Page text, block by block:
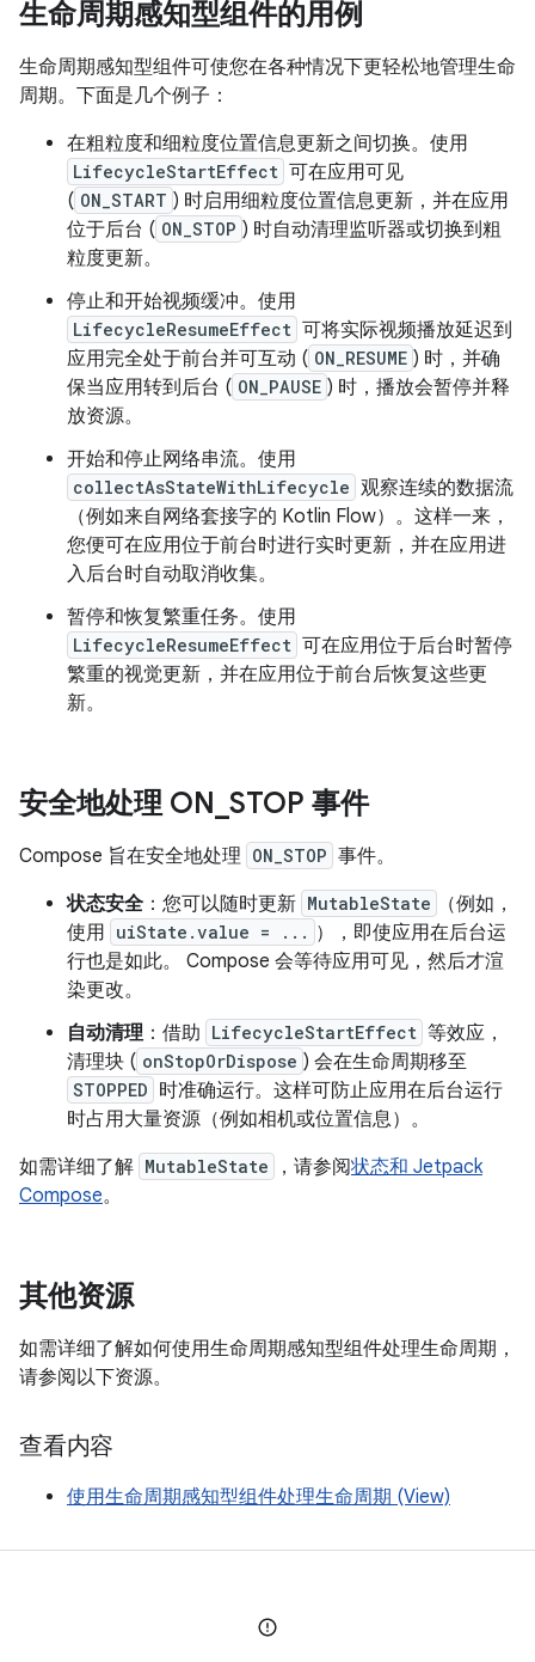
生命周期感知型组件的用例
生命周期感知型组件可使您在各种情况下更轻松地管理生命
周期。下面是几个例子：
在粗粒度和细粒度位置信息更新之间切换。使用
LifecycleStartEffect 可在应用可见
( ON_START ) 时启用细粒度位置信息更新，并在应用
位于后台 ( ON_STOP ) 时自动清理监听器或切换到粗
粒度更新。
停止和开始视频缓冲。使用
LifecycleResumeEffect 可将实际视频播放延迟到
应用完全处于前台并可互动 ( ON_RESUME ) 时，并确
保当应用转到后台 ( ON_PAUSE ) 时，播放会暂停并释
放资源。
开始和停止网络串流。使用
collectAsStateWithLifecycle 观察连续的数据流
（例如来自网络套接字的 Kotlin Flow）。这样一来，
您便可在应用位于前台时进行实时更新，并在应用进
入后台时自动取消收集。
暂停和恢复繁重任务。使用
LifecycleResumeEffect 可在应用位于后台时暂停
繁重的视觉更新，并在应用位于前台后恢复这些更
新。
安全地处理 ON STOP 事件
Compose 旨在安全地处理 ON_STOP 事件。
状态安全 ：您可以随时更新 MutableState
（例如，
使用 uiState.value = ... ），即使应用在后台运
行也是如此。 Compose 会等待应用可见，然后才渲
染更改。
自动清理：借助 LifecycleStartEffect 等效应，
清理块 ( onStopOrDispose ) 会在生命周期移至
STOPPED 时准确运行。这样可防止应用在后台运行
时占用大量资源（例如相机或位置信息）。
如需详细了解 MutableState ，请参阅状态和 Jetpack
Compose。
其他资源
如需详细了解如何使用生命周期感知型组件处理生命周期，
请参阅以下资源。
查看内容
使用生命周期感知型组件处理生命周期 (View)